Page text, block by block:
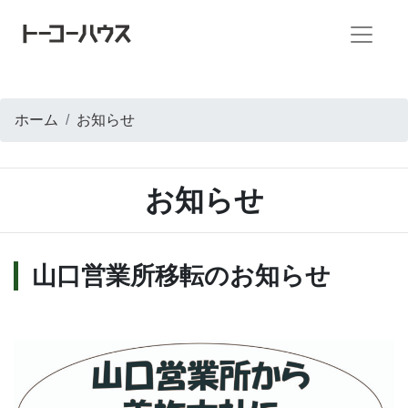
ホーム お知らせ
お知らせ
山口営業所移転のお知らせ